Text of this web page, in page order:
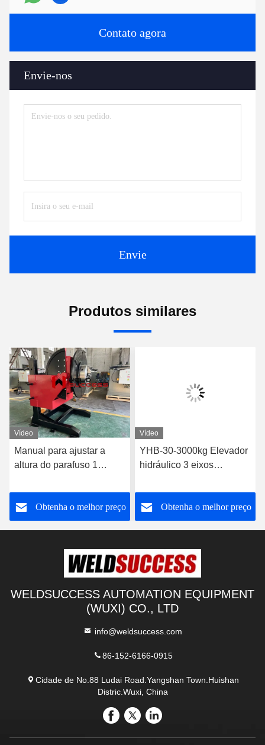
Contato agora
Envie-nos
Envie
Produtos similares
Vídeo
Manual para ajustar a
altura do parafuso 1
solda
Obtenha o melhor preço
Vídeo
YHB-30-3000kg Elevador
hidráulico 3 eixos
de controlo elétrico
Obtenha o melhor preço
WELDSUCCESS AUTOMATION EQUIPMENT
(WUXI) CO., LTD
info@weldsuccess.com
86-152-6166-0915
Cidade de No.88 Ludai Road.Yangshan Town.Huishan
Distric.Wuxi, China